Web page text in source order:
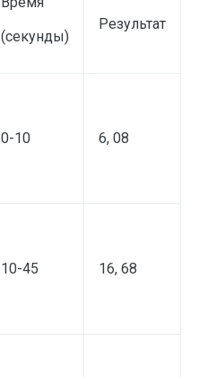
(секунды)
Результат
0-10 6, 08
10-45 16, 68